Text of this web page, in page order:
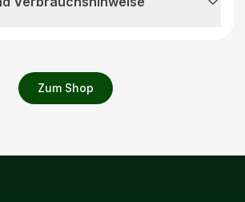
Zum Shop